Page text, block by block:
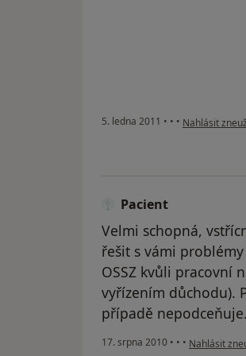
5. ledna 2011 • • • podle názoru
Nahlásit
Pacient
Velmi schopná,
řešit s vámi
OSSZ kvůli pracovní
vyřízením důchodu).
případě nepodceňuje.
17. srpna 2010 • • • podle
Nahlásit